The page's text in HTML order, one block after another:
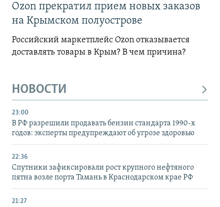
Ozon прекратил прием новых заказов
на Крымском полуострове
Российский маркетплейс Ozon отказывается
доставлять товары в Крым? В чем причина?
НОВОСТИ
23:00
В РФ разрешили продавать бензин стандарта 1990-х
годов: эксперты предупреждают об угрозе здоровью
22:36
Спутники зафиксировали рост крупного нефтяного
пятна возле порта Тамань в Краснодарском крае РФ
21:27